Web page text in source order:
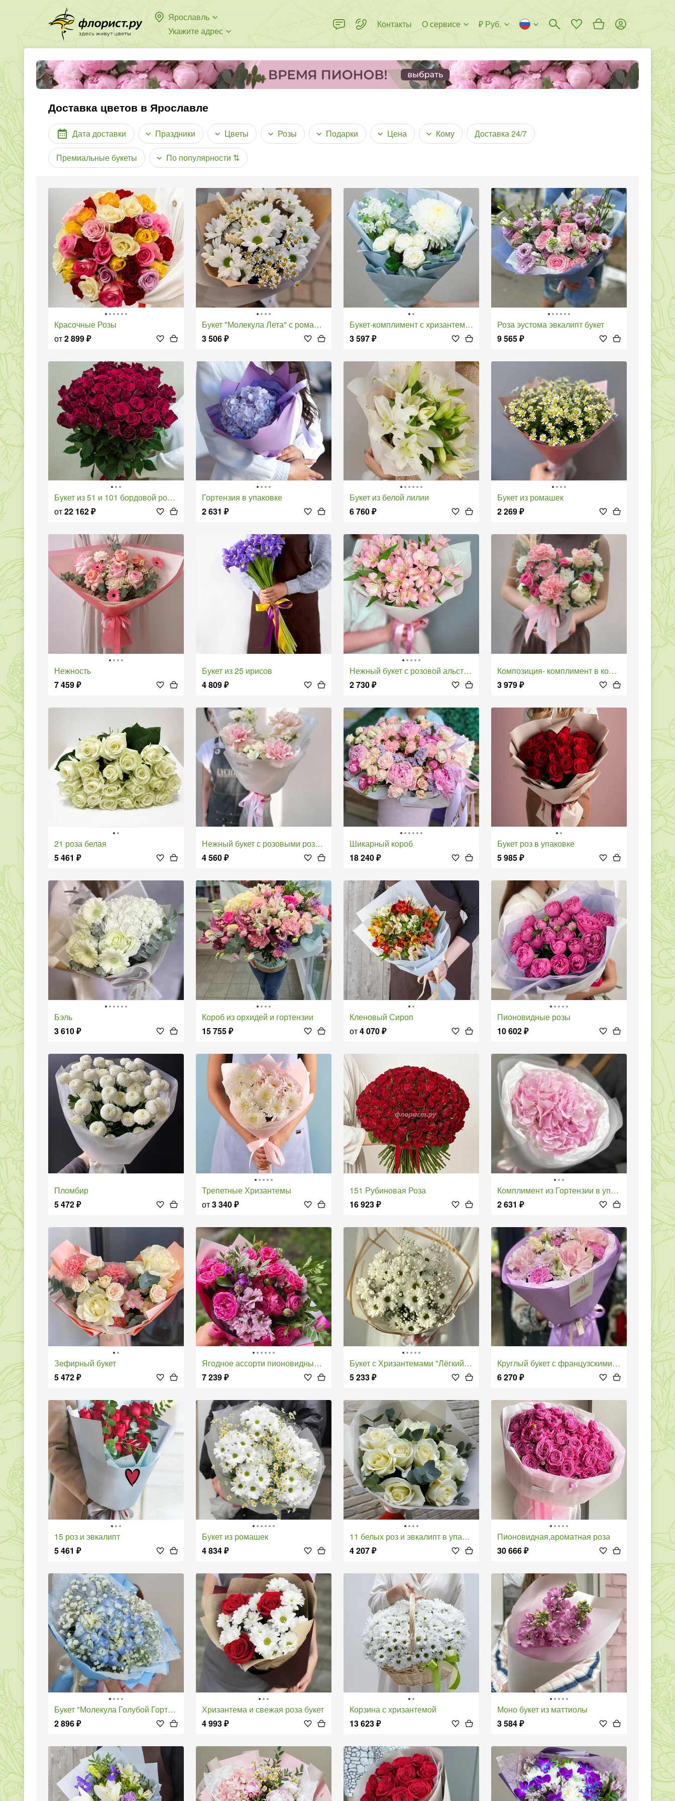
Ярославль
Укажите адрес
Контакты О сервисе ₽ Руб.
Доставка цветов в Ярославле
Дата доставки Праздники Цветы Розы Подарки Цена Кому Доставка 24/7
Премиальные букеты По популярности ⇅
Красочные Розы
от2 899₽
Букет "Молекула Лета" с ромашками
3 506₽
Букет-комплимент с хризантемой, розой и маттиолой 65
3 597₽
Роза эустома эвкалипт букет
9 565₽
Букет из 51 и 101 бордовой розы (80-90 см)
от22 162₽
Гортензия в упаковке
2 631 ₽
Букет из белой лилии
6 760₽
Букет из ромашек
2 269₽
Нежность
7 459₽
Букет из 25 ирисов
4 809₽
Нежный букет с розовой альстромерией
2 730₽
Композиция- комплимент в коробочке
3 979₽
21 роза белая
5 461 ₽
Нежный букет с розовыми розами
4 560₽
Шикарный короб
18 240₽
Букет роз в упаковке
5 985₽
Бэль
3 610₽
короб из орхидей и гортензии
15 755₽
Кленовый Сироп
от4 070₽
Пионовидные розы
10 602₽
Пломбир
5 472₽
Трепетные Хризантемы
от3 340₽
151 Рубиновая Роза
16 923₽
Комплимент из Гортензии в упаковке
2 631 ₽
Зефирный букет
5 472₽
Ягодное ассорти пионовидные розы
7 239₽
Букет с Хризантемами "Лёгкий Ветерок"
5 233₽
Круглый букет с французскими розами
6 270₽
15 роз и эвкалипт
5 461 ₽
Букет из ромашек
4 834₽
11 белых роз и эвкалипт в упаковке
4 207₽
Пионовидная,ароматная роза
30 666₽
Букет "Молекула Голубой Гортензии"
2 896₽
Хризантема и свежая роза букет
4 993₽
Корзина с хризантемой
13 623₽
Моно букет из маттиолы
3 584₽